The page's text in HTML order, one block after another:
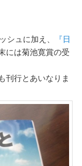
ュに加え、
『日
には菊池寛賞の受
刊行とあいなりま